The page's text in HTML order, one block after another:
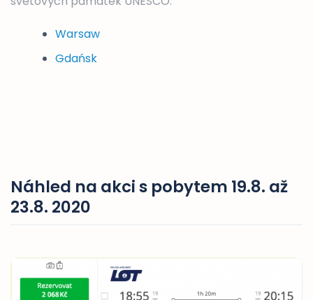
Warsaw
Gdańsk
Náhled na akci s pobytem 19.8. až
23.8. 2020